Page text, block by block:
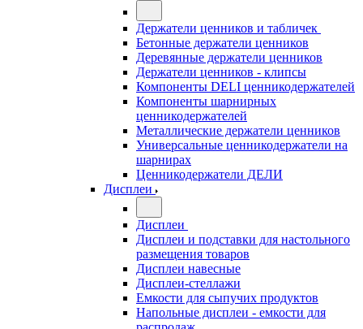
Держатели ценников и табличек
Бетонные держатели ценников
Деревянные держатели ценников
Держатели ценников - клипсы
Компоненты DELI ценникодержателей
Компоненты шарнирных
ценникодержателей
Металлические держатели ценников
Универсальные ценникодержатели на
шарнирах
Ценникодержатели ДЕЛИ
Дисплеи
Дисплеи
Дисплеи и подставки для настольного
размещения товаров
Дисплеи навесные
Дисплеи-стеллажи
Емкости для сыпучих продуктов
Напольные дисплеи - емкости для